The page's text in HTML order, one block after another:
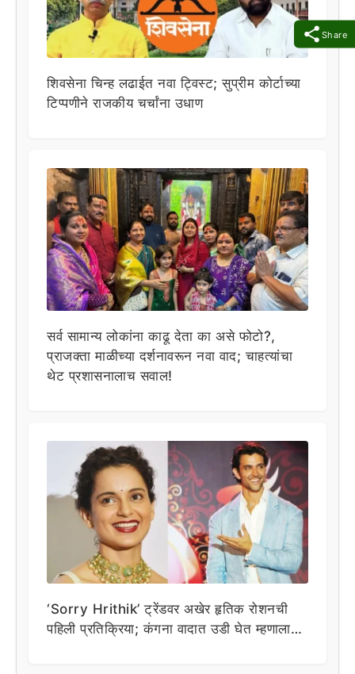
Share
शिवसेना चिन्ह लढाईत नवा ट्विस्ट; सुप्रीम कोर्टाच्या
टिप्पणीने राजकीय चर्चांना उधाण
सर्व सामान्य लोकांना काढू देता का असे फोटो?,
प्राजक्ता माळीच्या दर्शनावरून नवा वाद; चाहत्यांचा
थेट प्रशासनालाच सवाल!
‘Sorry Hrithik’ ट्रेंडवर अखेर हृतिक रोशनची
पहिली प्रतिक्रिया; कंगना वादात उडी घेत म्हणाला…